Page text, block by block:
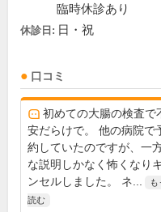
臨時休診あり
休診日: 日・祝
口コミ
初めての大腸の検査で
安だらけで。 他の病院で
約していたのですが、一
な説明しかなく怖くなり
ンセルしました。 ネ...
も
読む